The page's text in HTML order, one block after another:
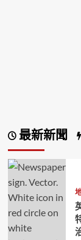
最新新聞